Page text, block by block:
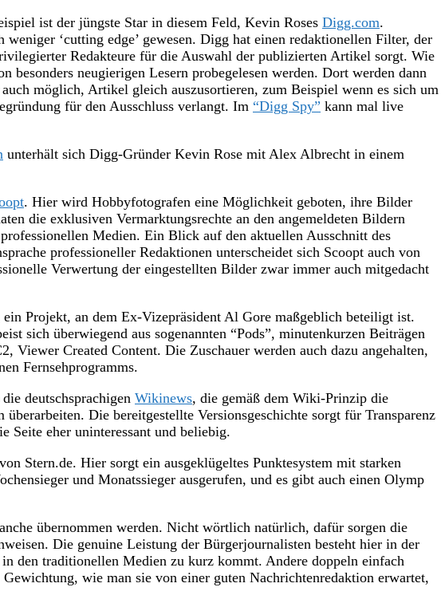
ist der jüngste Star in diesem Feld, Kevin Roses Digg.com.
‘cutting edge’ gewesen. Digg hat einen redaktionellen Filter, der
Redakteure für die Auswahl der publizierten Artikel sorgt. Wie
neugierigen Lesern probegelesen werden. Dort werden dann
möglich, Artikel gleich auszusortieren, zum Beispiel wenn es sich um
für den Ausschluss verlangt. Im “Digg Spy” kann mal live
unterhält sich Digg-Gründer Kevin Rose mit Alex Albrecht in einem
. Hier wird Hobbyfotografen eine Möglichkeit geboten, ihre Bilder
die exklusiven Vermarktungsrechte an den angemeldeten Bildern
Medien. Ein Blick auf den aktuellen Ausschnitt des
professioneller Redaktionen unterscheidet sich Scoopt auch von
Verwertung der eingestellten Bilder zwar immer auch mitgedacht
ein Projekt, an dem Ex-Vizepräsident Al Gore maßgeblich beteiligt ist.
sich überwiegend aus sogenannten “Pods”, minutenkurzen Beiträgen
Viewer Created Content. Die Zuschauer werden auch dazu angehalten,
Fernsehprogramms.
deutschsprachigen Wikinews, die gemäß dem Wiki-Prinzip die
Die bereitgestellte Versionsgeschichte sorgt für Transparenz
Seite eher uninteressant und beliebig.
Stern.de. Hier sorgt ein ausgeklügeltes Punktesystem mit starken
und Monatssieger ausgerufen, und es gibt auch einen Olymp
übernommen werden. Nicht wörtlich natürlich, dafür sorgen die
Die genuine Leistung der Bürgerjournalisten besteht hier in der
den traditionellen Medien zu kurz kommt. Andere doppeln einfach
wie man sie von einer guten Nachrichtenredaktion erwartet,